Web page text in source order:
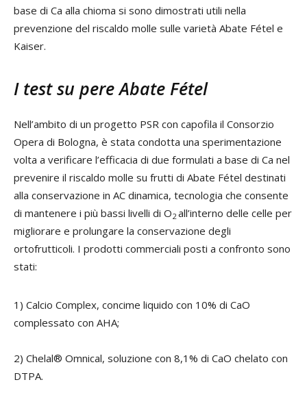
base di Ca alla chioma si sono dimostrati utili nella
prevenzione del riscaldo molle sulle varietà Abate Fétel e
Kaiser.
I test su pere Abate Fétel
Nell’ambito di un progetto PSR con capofila il Consorzio
Opera di Bologna, è stata condotta una sperimentazione
volta a verificare l’efficacia di due formulati a base di Ca nel
prevenire il riscaldo molle su frutti di Abate Fétel destinati
alla conservazione in AC dinamica, tecnologia che consente
di mantenere i più bassi livelli di O2 all’interno delle celle per
migliorare e prolungare la conservazione degli
ortofrutticoli. I prodotti commerciali posti a confronto sono
stati:
1) Calcio Complex, concime liquido con 10% di CaO
complessato con AHA;
2) Chelal® Omnical, soluzione con 8,1% di CaO chelato con
DTPA.